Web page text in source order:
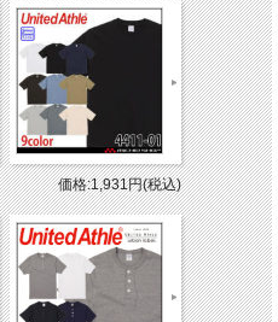
価格:1,931円(税込)